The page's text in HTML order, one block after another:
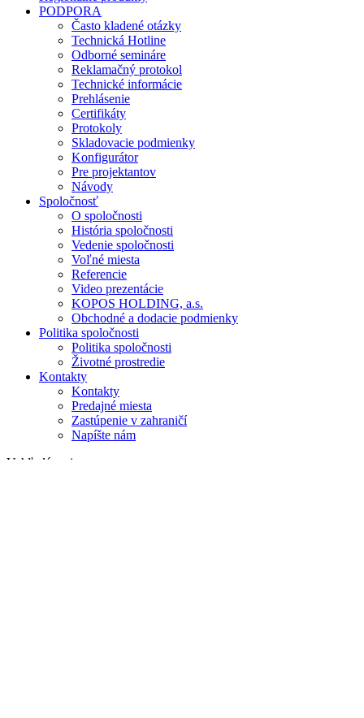
PODPORA
Často kladené otázky
Technická Hotline
Odborné semináre
Reklamačný protokol
Technické informácie
Prehlásenie
Certifikáty
Protokoly
Skladovacie podmienky
Konfigurátor
Pre projektantov
Návody
Spoločnosť
O spoločnosti
História spoločnosti
Vedenie spoločnosti
Voľné miesta
Referencie
Video prezentácie
KOPOS HOLDING, a.s.
Obchodné a dodacie podmienky
Politika spoločnosti
Politika spoločnosti
Životné prostredie
Kontakty
Kontakty
Predajné miesta
Zastúpenie v zahraničí
Napíšte nám
Vyhľadávanie